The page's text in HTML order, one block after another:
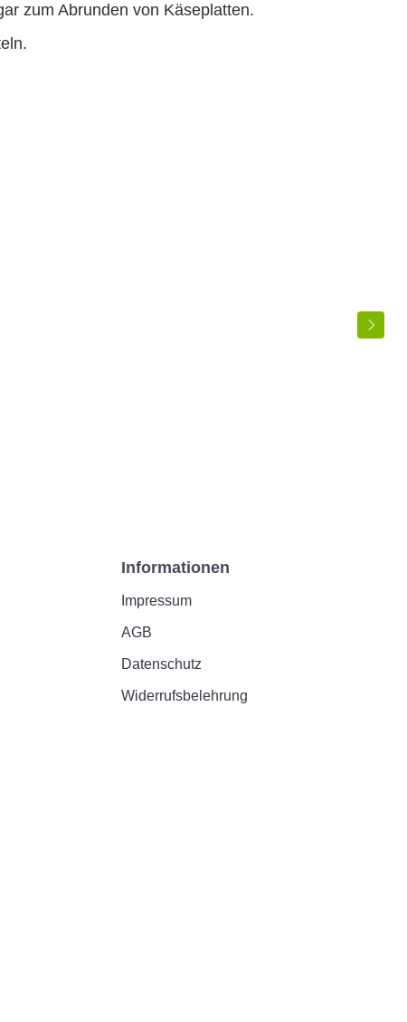
zum Abrunden von Käseplatten.
Informationen
Impressum
AGB
Datenschutz
Widerrufsbelehrung